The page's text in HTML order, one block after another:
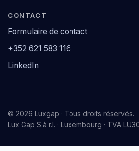
CONTACT
Formulaire de contact
+352 621 583 116
LinkedIn
© 2026 Luxgap · Tous droits réservés.
Lux Gap S.à r.l. · Luxembourg · TVA